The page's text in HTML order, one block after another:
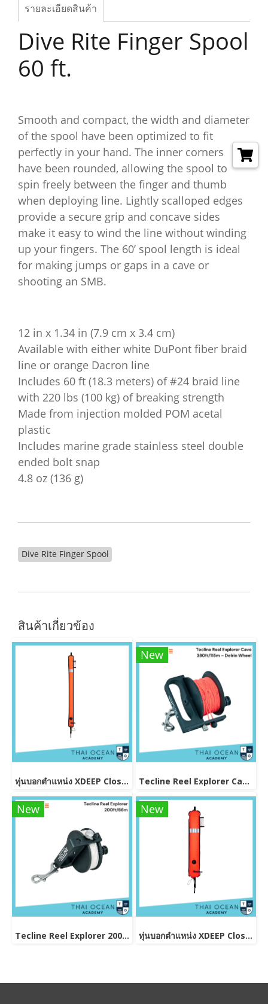
รายละเอียดสินค้า
Dive Rite Finger Spool
60 ft.
Smooth and compact, the width and diameter
of the spool have been optimized to fit
perfectly in your hand. The inner corners
have been rounded, allowing the spool to
spin freely between the finger and thumb
when deploying line. Lightly scalloped edges
provide a secure grip and concave sides
make it easy to wind the line without winding
up your fingers. The 60’ spool length is ideal
for making jumps or gaps in a cave or
shooting an SMB.
12 in x 1.34 in (7.9 cm x 3.4 cm)
Available with either white DuPont fiber braid
line or orange Dacron line
Includes 60 ft (18.3 meters) of #24 braid line
with 220 lbs (100 kg) of breaking strength
Made from injection molded POM acetal
plastic
Includes marine grade stainless steel double
ended bolt snap
4.8 oz (136 g)
Dive Rite Finger Spool
สินค้าเกี่ยวข้อง
ทุ่นบอกตำแหน่ง XDEEP Closed DSMB Narrow (Skinny) Orange 140cm
New
Tecline Reel Explorer Cave 380ft/115m – Delrin Wheel
New
Tecline Reel Explorer 200ft/66m
New
ทุ่นบอกตำแหน่ง XDEEP Closed DSMB Orange 90 cm